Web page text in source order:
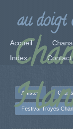
au doigt
Accueil
Index
Contact
Artistes
Festival Troyes